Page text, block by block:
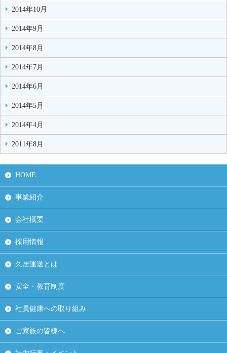
2014年10月
2014年9月
2014年8月
2014年7月
2014年6月
2014年5月
2014年4月
2011年8月
HOME
事業紹介
会社概要
採用情報
久居運送とは
安全・教育制度
社員健康への取り組み
ご家族の皆様へ